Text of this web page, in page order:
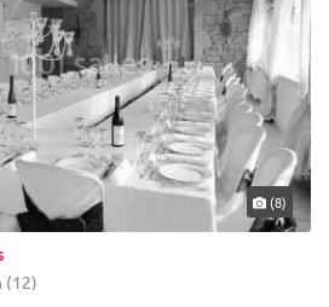
(8)
(12)